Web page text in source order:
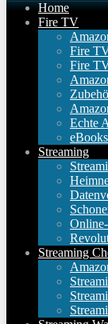
Home
Fire TV
Fire
Fire
Echte
Streaming
Streaming